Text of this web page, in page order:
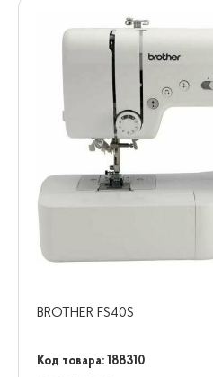
BROTHER FS40S
Код товара: 188310